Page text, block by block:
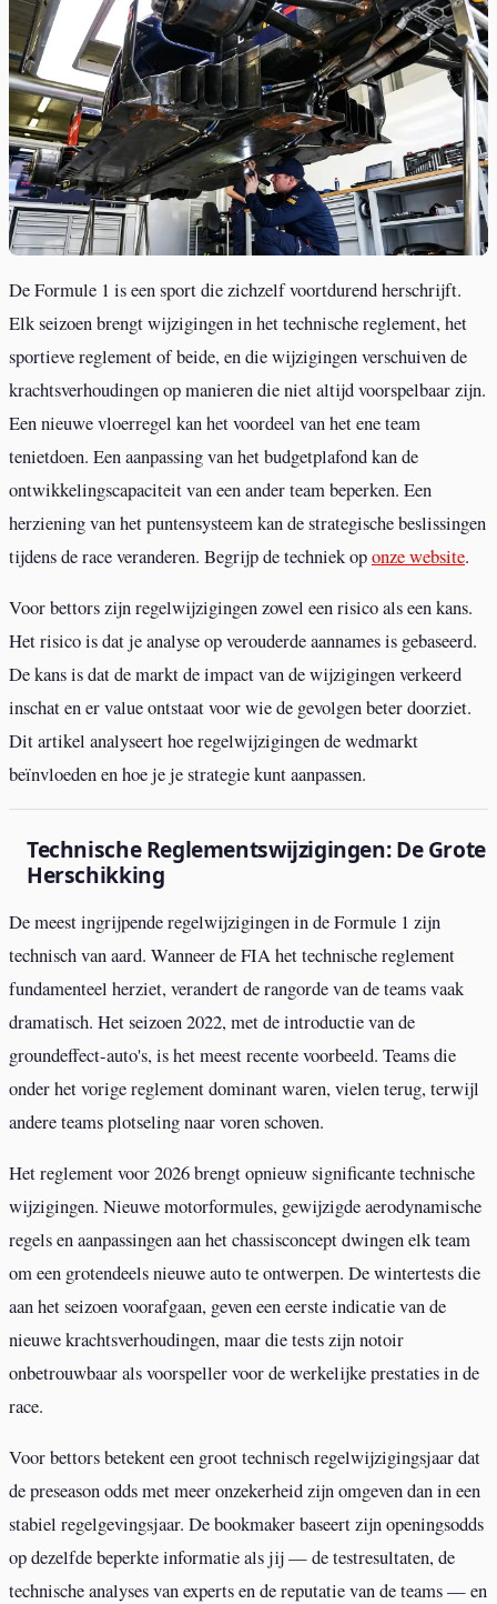
De Formule 1 is een sport die zichzelf voortdurend herschrijft.
Elk seizoen brengt wijzigingen in het technische reglement, het
sportieve reglement of beide, en die wijzigingen verschuiven de
krachtsverhoudingen op manieren die niet altijd voorspelbaar zijn.
Een nieuwe vloerregel kan het voordeel van het ene team
tenietdoen. Een aanpassing van het budgetplafond kan de
ontwikkelingscapaciteit van een ander team beperken. Een
herziening van het puntensysteem kan de strategische beslissingen
tijdens de race veranderen. Begrijp de techniek oponze website.
Voor bettors zijn regelwijzigingen zowel een risico als een kans.
Het risico is dat je analyse op verouderde aannames is gebaseerd.
De kans is dat de markt de impact van de wijzigingen verkeerd
inschat en er value ontstaat voor wie de gevolgen beter doorziet.
Dit artikel analyseert hoe regelwijzigingen de wedmarkt
beïnvloeden en hoe je je strategie kunt aanpassen.
Technische Reglementswijzigingen: De Grote
Herschikking
De meest ingrijpende regelwijzigingen in de Formule 1 zijn
technisch van aard. Wanneer de FIA het technische reglement
fundamenteel herziet, verandert de rangorde van de teams vaak
dramatisch. Het seizoen 2022, met de introductie van de
groundeffect-auto's, is het meest recente voorbeeld. Teams die
onder het vorige reglement dominant waren, vielen terug, terwijl
andere teams plotseling naar voren schoven.
Het reglement voor 2026 brengt opnieuw significante technische
wijzigingen. Nieuwe motorformules, gewijzigde aerodynamische
regels en aanpassingen aan het chassisconcept dwingen elk team
om een grotendeels nieuwe auto te ontwerpen. De wintertests die
aan het seizoen voorafgaan, geven een eerste indicatie van de
nieuwe krachtsverhoudingen, maar die tests zijn notoir
onbetrouwbaar als voorspeller voor de werkelijke prestaties in de
race.
Voor bettors betekent een groot technisch regelwijzigingsjaar dat
de preseason odds met meer onzekerheid zijn omgeven dan in een
stabiel regelgevingsjaar. De bookmaker baseert zijn openingsodds
op dezelfde beperkte informatie als jij — de testresultaten, de
technische analyses van experts en de reputatie van de teams — en